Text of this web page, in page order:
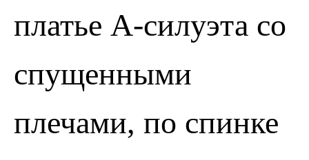
платье А-силуэта со
спущенными
плечами, по спинке